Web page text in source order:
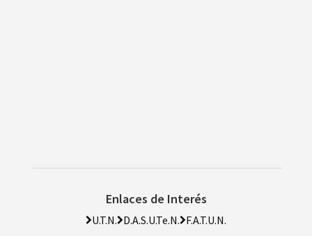
Enlaces de Interés
U.T.N. D.A.S.U.Te.N. F.A.T.U.N.